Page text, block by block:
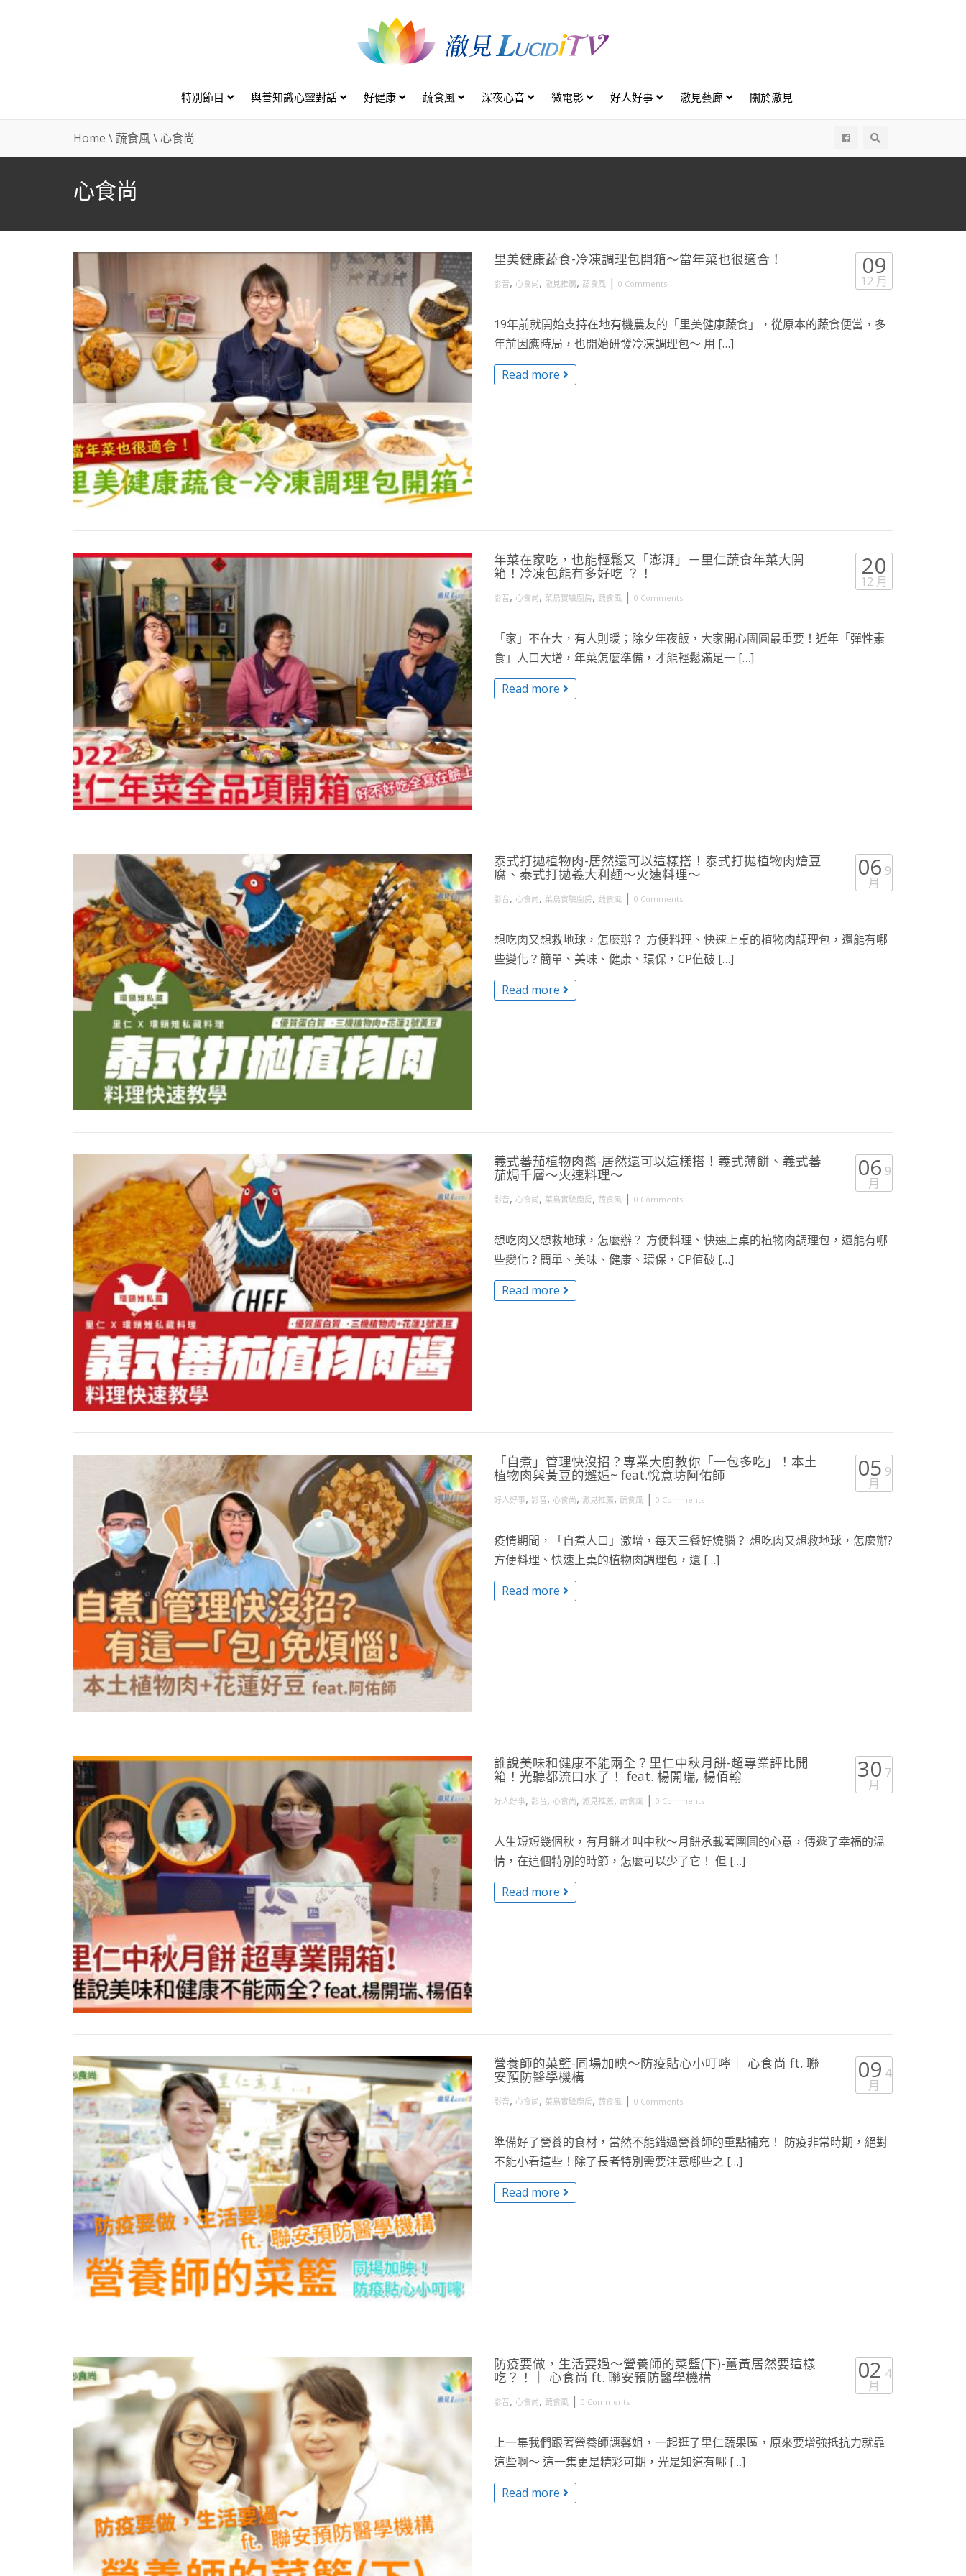
特別節目 與善知識心靈對話 好健康 蔬食風 深夜心音 微電影 好人好事 澈見藝廊 關於澈見
Home \ 蔬食風\ 心食尚
心食尚
里美健康蔬食-冷凍調理包開箱～當年菜也很適合！
影音, 心食尚, 澈見推薦, 蔬食風 | 0 Comments
09
12 月
19年前就開始支持在地有機農友的「里美健康蔬食」，從原本的蔬食便當，多
年前因應時局，也開始研發冷凍調理包～ 用 […]
Read more
年菜在家吃，也能輕鬆又「澎湃」－里仁蔬食年菜大開
箱！冷凍包能有多好吃 ？！
影音, 心食尚, 菜鳥實驗廚房, 蔬食風 | 0 Comments
20
12 月
「家」不在大，有人則暖；除夕年夜飯，大家開心團圓最重要！近年「彈性素
食」人口大增，年菜怎麼準備，才能輕鬆滿足一 […]
Read more
泰式打拋植物肉-居然還可以這樣搭！泰式打拋植物肉燴豆
腐、泰式打拋義大利麵～火速料理～
影音, 心食尚, 菜鳥實驗廚房, 蔬食風 | 0 Comments
06 9
月
想吃肉又想救地球，怎麼辦？ 方便料理、快速上桌的植物肉調理包，還能有哪
些變化？簡單、美味、健康、環保，CP值破 […]
Read more
義式蕃茄植物肉醬-居然還可以這樣搭！義式薄餅、義式蕃
茄焗千層～火速料理～
影音, 心食尚, 菜鳥實驗廚房, 蔬食風 | 0 Comments
06 9
月
想吃肉又想救地球，怎麼辦？ 方便料理、快速上桌的植物肉調理包，還能有哪
些變化？簡單、美味、健康、環保，CP值破 […]
Read more
「自煮」管理快沒招？專業大廚教你「一包多吃」！本土
植物肉與黃豆的邂逅~ feat.悅意坊阿佑師
好人好事, 影音, 心食尚, 澈見推薦, 蔬食風 | 0 Comments
05 9
月
疫情期間，「自煮人口」激增，每天三餐好燒腦？ 想吃肉又想救地球，怎麼辦?
方便料理、快速上桌的植物肉調理包，還 […]
Read more
誰說美味和健康不能兩全？里仁中秋月餅-超專業評比開
箱！光聽都流口水了！ feat. 楊開瑞, 楊佰翰
好人好事, 影音, 心食尚, 澈見推薦, 蔬食風 | 0 Comments
30 7
月
人生短短幾個秋，有月餅才叫中秋～月餅承載著團圓的心意，傳遞了幸福的溫
情，在這個特別的時節，怎麼可以少了它！ 但 […]
Read more
營養師的菜籃-同場加映～防疫貼心小叮嚀｜ 心食尚 ft. 聯
安預防醫學機構
影音, 心食尚, 菜鳥實驗廚房, 蔬食風 | 0 Comments
09 4
月
準備好了營養的食材，當然不能錯過營養師的重點補充！ 防疫非常時期，絕對
不能小看這些！除了長者特別需要注意哪些之 […]
Read more
防疫要做，生活要過～營養師的菜籃(下)-薑黃居然要這樣
吃？！｜ 心食尚 ft. 聯安預防醫學機構
影音, 心食尚, 蔬食風 | 0 Comments
02 4
月
上一集我們跟著營養師譓馨姐，一起逛了里仁蔬果區，原來要增強抵抗力就靠
這些啊～ 這一集更是精彩可期，光是知道有哪 […]
Read more